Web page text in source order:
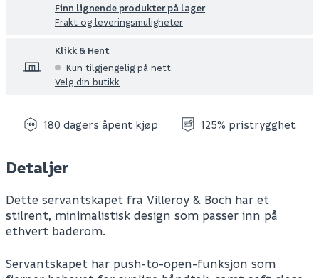
Finn lignende produkter på lager
Frakt og leveringsmuligheter
Klikk & Hent
Kun tilgjengelig på nett.
Velg din butikk
180 dagers åpent kjøp 125% pristrygghet
Detaljer
Dette servantskapet fra Villeroy & Boch har et
stilrent, minimalistisk design som passer inn på
ethvert baderom.
Servantskapet har push-to-open-funksjon som